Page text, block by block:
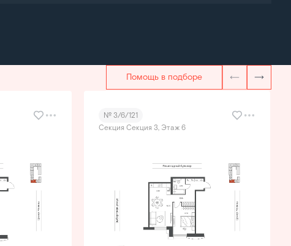
Помощь в подборе
№ 3/6/121
Секция Секция 3, Этаж 6